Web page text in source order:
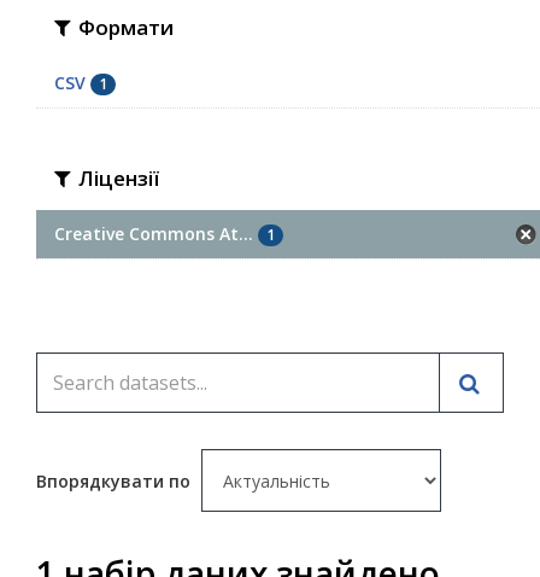
Формати
CSV 1
Ліцензії
Creative Commons At... 1
Впорядкувати по